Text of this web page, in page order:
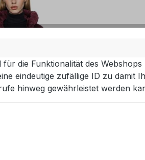
für die Funktionalität des
eindeutige zufällige ID zu damit
hinweg gewährleistet werden